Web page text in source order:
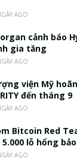
AGO
cảnh báo
gia tăng
AGO
viện Mỹ
đến tháng 9
AGO
Bitcoin Red
5.000 lỗ hổng
AGO